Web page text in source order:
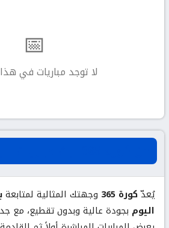
📅
لا توجد مباريات في هذا
يُعدّكورة 365 وجهتك المثالية لمتابعة
اليوم بجودة عالية وبدون تقطيع، مع